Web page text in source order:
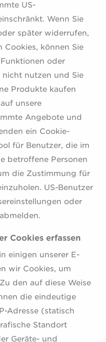
US-
Wenn Sie
später widerrufen,
Cookies, können Sie
oder
nicht nutzen und Sie
Produkte kaufen
unsere
Angebote und
ein Cookie-
für Benutzer, die im
betroffene Personen
die Zustimmung für
US-Benutzer
oder
Cookies erfassen
einigen unserer E-
wir Cookies, um
den auf diese Weise
die eindeutige
Adresse (statisch
Standort
Geräte- und